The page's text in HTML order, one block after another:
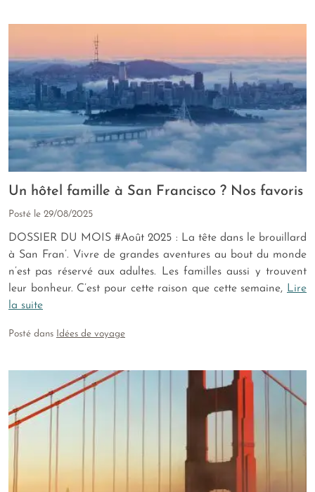
Un hôtel famille à San Francisco ? Nos favoris
Posté le 29/08/2025
DOSSIER DU MOIS #Août 2025 : La tête dans le brouillard
à San Fran’. Vivre de grandes aventures au bout du monde
n’est pas réservé aux adultes. Les familles aussi y trouvent
leur bonheur. C’est pour cette raison que cette semaine, Lire
la suite
Posté dans Idées de voyage